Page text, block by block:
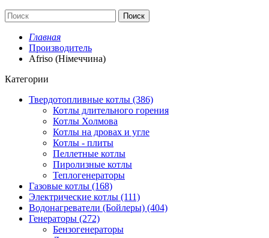
Поиск
Главная
Производитель
Afriso (Німеччина)
Категории
Твердотопливные котлы (386)
Котлы длительного горения
Котлы Холмова
Котлы на дровах и угле
Котлы - плиты
Пеллетные котлы
Пиролизные котлы
Теплогенераторы
Газовые котлы (168)
Электрические котлы (111)
Водонагреватели (Бойлеры) (404)
Генераторы (272)
Бензогенераторы